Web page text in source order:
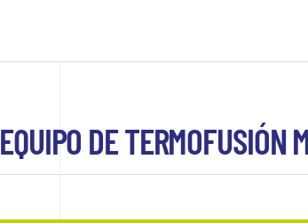
EQUIPO DE